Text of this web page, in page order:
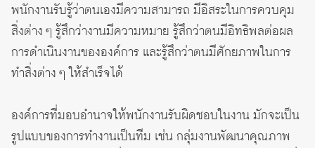
พนักงานรับรู้ว่าตนเองมีความสามารถ มีอิสระในการควบคุม
สิ่งต่าง ๆ รู้สึกว่างานมีความหมาย รู้สึกว่าตนมีอิทธิพลต่อผล
การดำเนินงานขององค์การ และรู้สึกว่าตนมีศักยภาพในการ
ทำสิ่งต่าง ๆ ให้สำเร็จได้
องค์การที่มอบอำนาจให้พนักงานรับผิดชอบในงาน มักจะเป็น
รูปแบบของการทำงานเป็นทีม เช่น กลุ่มงานพัฒนาคุณภาพ